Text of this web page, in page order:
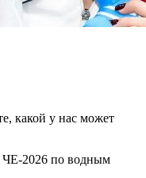
какой у нас может
ЧЕ-2026 по водным